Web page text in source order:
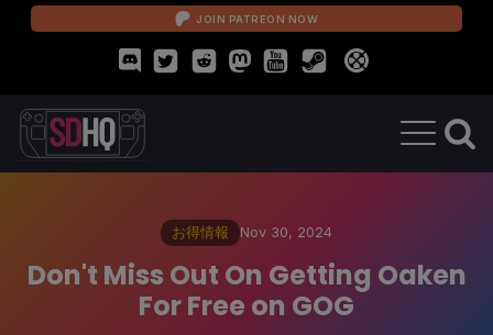
JOIN PATREON NOW
お得情報 Nov 30, 2024
Don't Miss Out On Getting Oaken
For Free on GOG